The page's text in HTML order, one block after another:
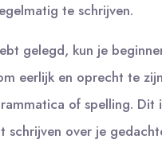
te schrijven.
gelegd, kun je
eerlijk en oprecht te
of spelling.
schrijven over je